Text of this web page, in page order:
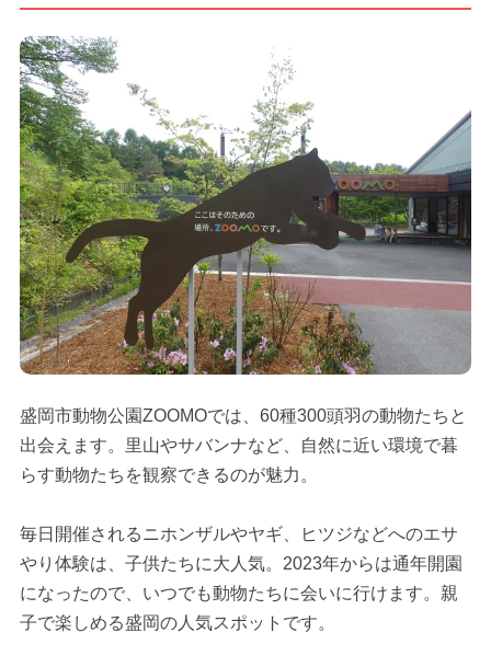
盛岡市動物公園ZOOMOでは、60種300頭羽の動物たちと
出会えます。里山やサバンナなど、自然に近い環境で暮
らす動物たちを観察できるのが魅力。
毎日開催されるニホンザルやヤギ、ヒツジなどへのエサ
やり体験は、子供たちに大人気。2023年からは通年開園
になったので、いつでも動物たちに会いに行けます。親
子で楽しめる盛岡の人気スポットです。